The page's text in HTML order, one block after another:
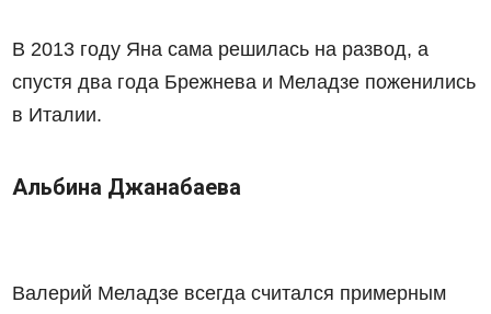
В 2013 году Яна сама решилась на развод, а
спустя два года Брежнева и Меладзе поженились
в Италии.
Альбина Джанабаева
Валерий Меладзе всегда считался примерным